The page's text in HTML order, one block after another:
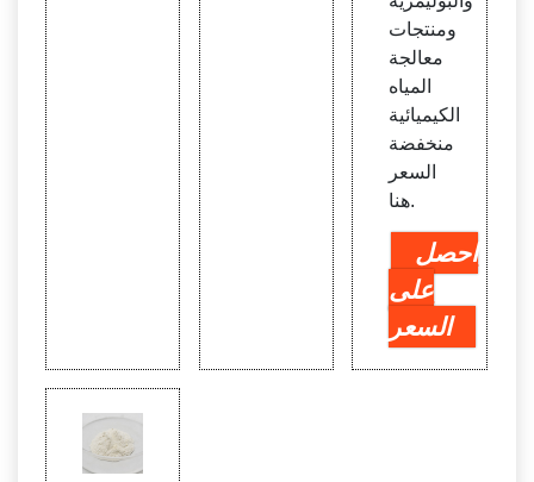
ومنتجات
معالجة
المياه
الكيميائية
منخفضة
السعر
هنا.
احصل
على
السعر